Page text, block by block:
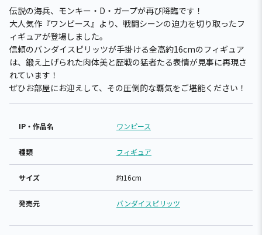
伝説の海兵、モンキー・D・ガープが再び降臨です！
大人気作『ワンピース』より、戦闘シーンの迫力を切り取ったフ
ィギュアが登場しました。
信頼のバンダイスピリッツが手掛ける全高約16cmのフィギュア
は、鍛え上げられた肉体美と歴戦の猛者たる表情が見事に再現さ
れています！
ぜひお部屋にお迎えして、その圧倒的な覇気をご堪能ください！
IP・作品名 ワンピース
種類 フィギュア
サイズ 約16cm
発売元 バンダイスピリッツ